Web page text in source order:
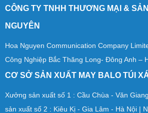
CÔNG TY TNHH THƯƠNG MẠI &
NGUYÊN
Hoa Nguyen Communication Company
Công Nghiệp Bắc Thăng Long- Đông Anh –
CƠ SỞ SẢN XUẤT MAY BALO TÚI
Xưởng sản xuất số 1 : Cầu Chùa - Văn
sản xuất số 2 : Kiêu Kị - Gia Lâm - Hà Nội |